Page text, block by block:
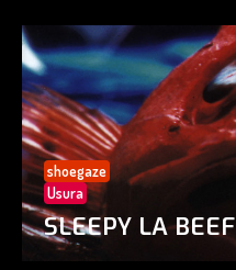
shoegaze
Usura
SLEEPY LA BEEF